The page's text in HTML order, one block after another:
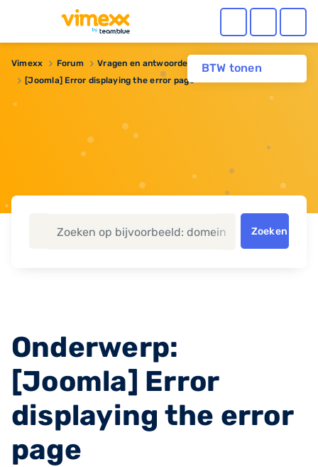
BTW tonen
Vimexx Forum Vragen en antwoorden
Webhosting
[Joomla] Error displaying the error page
Zoeken
Onderwerp:
[Joomla] Error
displaying the error
page